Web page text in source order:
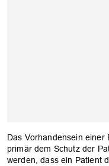
Das Vorhandensein einer
primär dem Schutz der
werden, dass ein Patient